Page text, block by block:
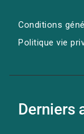
Conditions
Politique vie
Derniers